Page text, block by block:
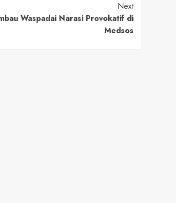
Next
Waspadai Narasi Provokatif di
Medsos